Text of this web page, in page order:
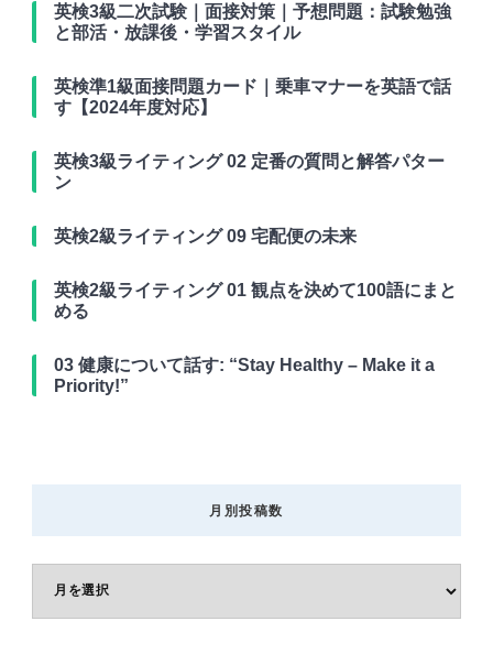
英検3級二次試験｜面接対策｜予想問題：試験勉強
と部活・放課後・学習スタイル
英検準1級面接問題カード｜乗車マナーを英語で話
す【2024年度対応】
英検3級ライティング 02 定番の質問と解答パター
ン
英検2級ライティング 09 宅配便の未来
英検2級ライティング 01 観点を決めて100語にまと
める
03 健康について話す: “Stay Healthy – Make it a
Priority!”
月別投稿数